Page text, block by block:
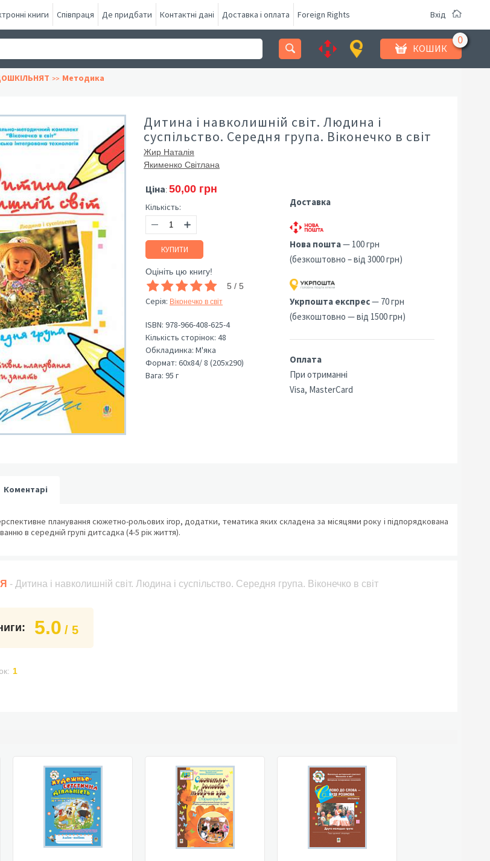
книги Співпраця Де придбати Контактні дані Доставка і оплата Foreign Rights Вхід
КОШИК
Методика
Дитина і навколишній світ. Людина і
суспільство. Середня група. Віконечко в світ
Жир Наталія
Якименко Світлана
Ціна: 50,00 грн
Кількість:
КУПИТИ
Оцініть цю книгу!
5 / 5
Серія: Віконечко в світ
ISBN: 978-966-408-625-4
Кількість сторінок: 48
Обкладинка: М'яка
Формат: 60х84/ 8 (205х290)
Вага: 95 г
Доставка
Нова пошта— 100 грн
(безкоштовно – від 3000 грн)
Укрпошта експрес— 70 грн
(безкоштовно — від 1500 грн)
Оплата
При отриманні
Visa, MasterCard
Коментарі
планування сюжетно-рольових ігор, додатки, тематика яких складена за місяцями року і підпорядкована
в середній групі дитсадка (4-5 рік життя).
- Дитина і навколишній світ. Людина і суспільство. Середня група. Віконечко в світ
5.0 / 5
1